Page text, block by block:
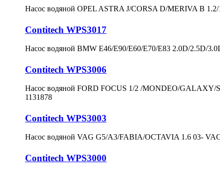
Насос водяной OPEL ASTRA J/CORSA D/MERIVA B
Contitech WPS3017
Насос водяной BMW E46/E90/E60/E70/E83 2.0D/2.5D/
Contitech WPS3006
Насос водяной FORD FOCUS 1/2 /MONDEO/GALAXY/
1131878
Contitech WPS3003
Насос водяной VAG G5/A3/FABIA/OCTAVIA 1.6 03-
Contitech WPS3000